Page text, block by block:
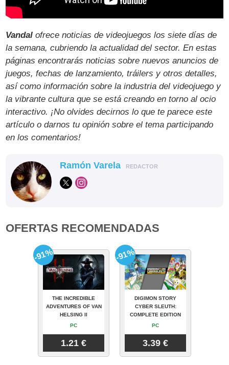
Vandal ofrece noticias de videojuegos los siete días de
la semana, cubriendo la actualidad del sector. En estas
páginas encontrarás noticias sobre nuevos anuncios de
juegos, fechas de lanzamiento, tráilers y otros detalles,
así como información sobre la industria del videojuego y
la vibrante cultura que se está creando en torno al ocio
interactivo. ¡No olvides decirnos lo que te parece este
artículo o darnos tu opinión sobre el tema participando
en los comentarios!
Ramón Varela REDACTOR
OFERTAS RECOMENDADAS
THE INCREDIBLE
ADVENTURES OF VAN
HELSING II
PC
1.21 €
-91%
DIGIMON STORY
CYBER SLEUTH:
COMPLETE EDITION
PC
3.39 €
-91%